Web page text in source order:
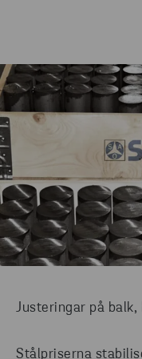
Justeringar på
Stålpriserna